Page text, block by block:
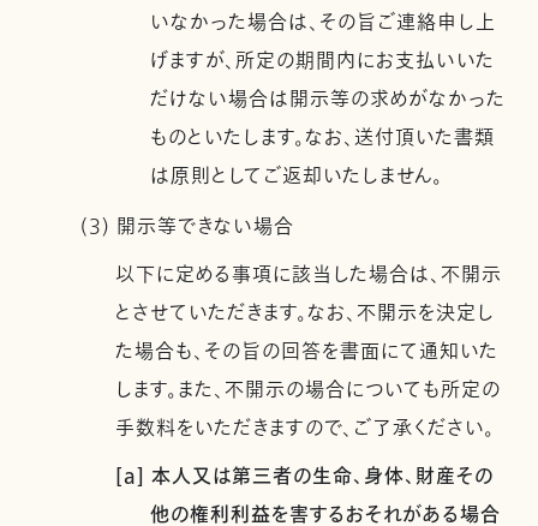
いなかった場合は、その旨ご連絡申し上
げますが、所定の期間内にお支払いいた
だけない場合は開示等の求めがなかった
ものといたします。なお、送付頂いた書類
は原則としてご返却いたしません。
(3) 開示等できない場合
以下に定める事項に該当した場合は、不開示
とさせていただきます。なお、不開示を決定し
た場合も、その旨の回答を書面にて通知いた
します。また、不開示の場合についても所定の
手数料をいただきますので、ご了承ください。
[a] 本人又は第三者の生命、身体、財産その
他の権利利益を害するおそれがある場合